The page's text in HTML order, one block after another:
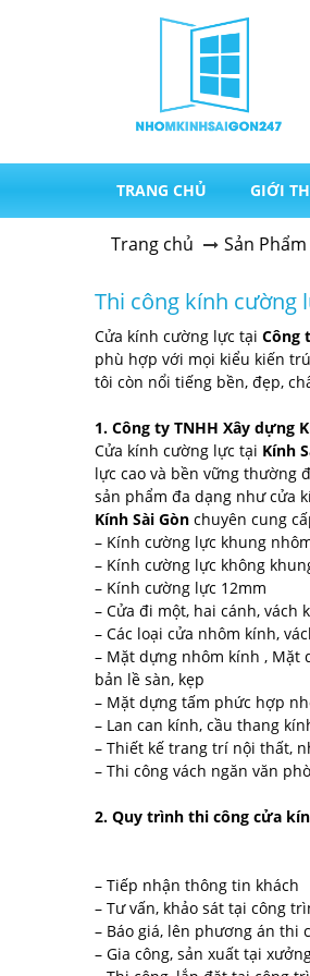
TRANG CHỦ GIỚI
Trang chủ Sản Phẩm
Thi công kính cường
Cửa kính cường lực tại Công
phù hợp với mọi kiểu kiến
tôi còn nổi tiếng bền, đẹp,
1. Công ty TNHH Xây dựng
Cửa kính cường lực tại Kính
lực cao và bền vững thường
sản phẩm đa dạng như cửa
Kính Sài Gòn chuyên cung
– Kính cường lực khung
– Kính cường lực không
– Kính cường lực 12mm
– Cửa đi một, hai cánh,
– Các loại cửa nhôm kính,
– Mặt dựng nhôm kính , Mặt
bản lề sàn, kẹp
– Mặt dựng tấm phức hợp
– Lan can kính, cầu thang
– Thiết kế trang trí nội thất,
– Thi công vách ngăn văn
2. Quy trình thi công cửa
– Tiếp nhận thông tin khách
– Tư vấn, khảo sát tại công
– Báo giá, lên phương án thi
– Gia công, sản xuất tại